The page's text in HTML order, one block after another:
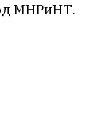
МНРиНТ.